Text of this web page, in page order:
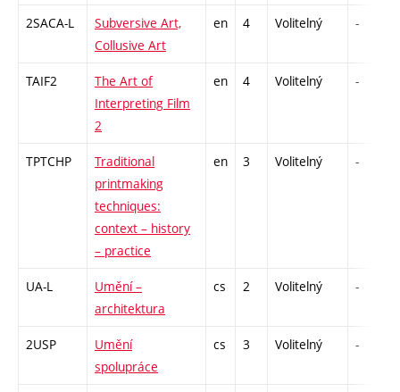
2SACA-L
Subversive Art,
Collusive Art
en 4 Volitelný -
TAIF2
The Art of
Interpreting Film
2
en 4 Volitelný -
TPTCHP
Traditional
printmaking
techniques:
context – history
– practice
en 3 Volitelný -
UA-L
Umění –
architektura
cs 2 Volitelný -
2USP
Umění
spolupráce
cs 3 Volitelný -